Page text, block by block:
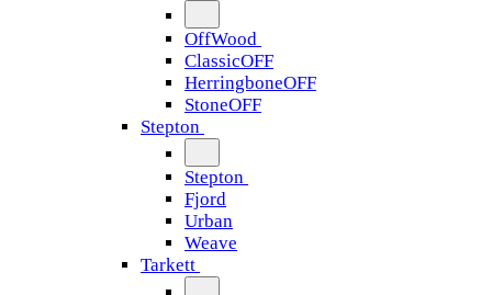
OffWood
ClassicOFF
HerringboneOFF
StoneOFF
Stepton
Stepton
Fjord
Urban
Weave
Tarkett